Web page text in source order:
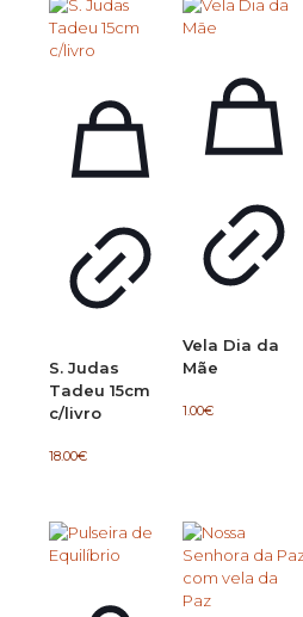
S. Judas
Tadeu 15cm
c/livro
18.00€
Vela Dia da
Mãe
1.00€